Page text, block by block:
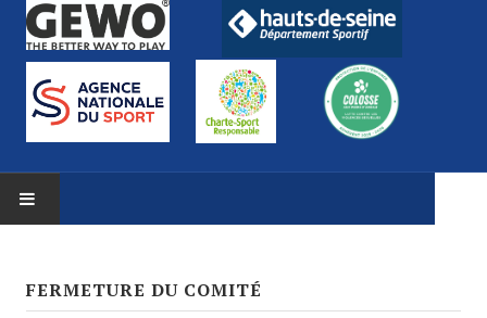
LE COMITÉ
FERMETURE DU COMITÉ